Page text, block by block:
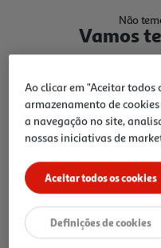
Não
Vamos
Ir para
Ao clicar em "Aceitar todos
armazenamento de
a navegação no site,
nossas iniciativas de
Aceitar todos os cookies
Definições de cookies